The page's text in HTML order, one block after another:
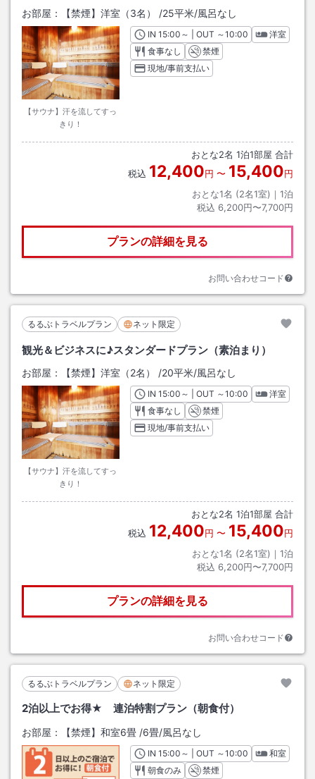
お部屋： 【禁煙】洋室（3名） /25平米/風呂なし
【サウナ】汗を流してすっ
きり！
INチェックイン
15:00 ～ | OUT チェックアウト
～10:00
洋室
食事なし
禁煙
現地/事前支払い
おとな2名 1泊1部屋 合計
税込 12,400円 〜 15,400円
おとな1名 (2名1室)｜ 1泊
税込 6,200円〜7,700円
プランの詳細を見る
お問い合わせコード
るるぶトラベルプラン ネット限定
観光＆ビジネスに♪スタンダードプラン（素泊まり）
お部屋： 【禁煙】洋室（2名） /20平米/風呂なし
【サウナ】汗を流してすっ
きり！
INチェックイン
15:00 ～ | OUT チェックアウト
～10:00
洋室
食事なし
禁煙
現地/事前支払い
おとな2名 1泊1部屋 合計
税込 12,400円 〜 15,400円
おとな1名 (2名1室)｜ 1泊
税込 6,200円〜7,700円
プランの詳細を見る
お問い合わせコード
るるぶトラベルプラン ネット限定
2泊以上でお得★ 連泊特割プラン（朝食付）
お部屋： 【禁煙】和室6畳 /6畳/風呂なし
INチェックイン
15:00 ～ | OUT チェックアウト
～10:00
和室
朝食のみ
禁煙